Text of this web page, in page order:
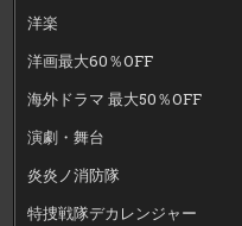
洋楽
洋画最大60％OFF
海外ドラマ 最大50％OFF
演劇・舞台
炎炎ノ消防隊
特捜戦隊デカレンジャー